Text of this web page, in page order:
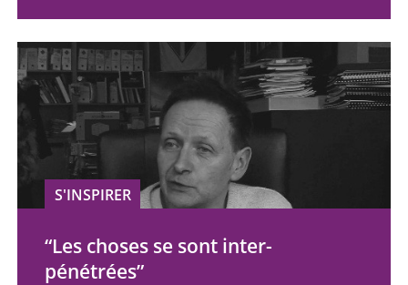
S'INSPIRER
“Les choses se sont inter-
pénétrées”